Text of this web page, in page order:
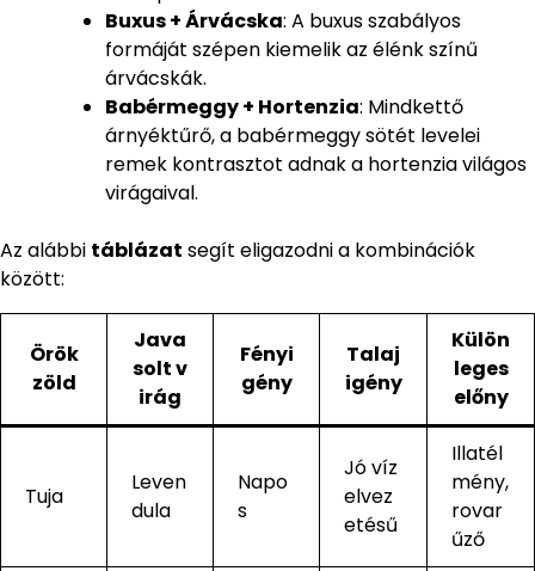
Buxus + Árvácska: A buxus szabályos
formáját szépen kiemelik az élénk színű
árvácskák.
Babérmeggy + Hortenzia: Mindkettő
árnyéktűrő, a babérmeggy sötét levelei
remek kontrasztot adnak a hortenzia világos
virágaival.
Az alábbi táblázat segít eligazodni a kombinációk
között:
Örök
zöld
Java
solt v
irág
Fényi
gény
Talaj
igény
Külön
leges
előny
Tuja
Leven
dula
Napo
s
Jó víz
elvez
etésű
Illatél
mény,
rovar
űző